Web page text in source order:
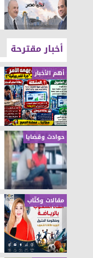
أخبار مقترحة
أهم الأخبار
حوادث وقضايا
مقالات وكتّاب